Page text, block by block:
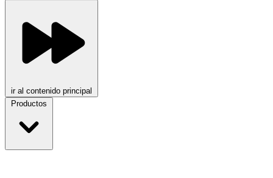
ir al contenido principal
Productos